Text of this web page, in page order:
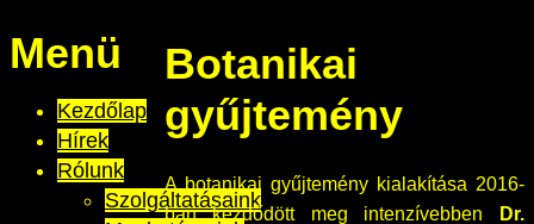
Menü
Kezdőlap
Hírek
Rólunk
Szolgáltatásaink
Botanikai
gyűjtemény
A botanikai gyűjtemény kialakítása 2016-
ban kezdődött meg intenzívebben
Dr.